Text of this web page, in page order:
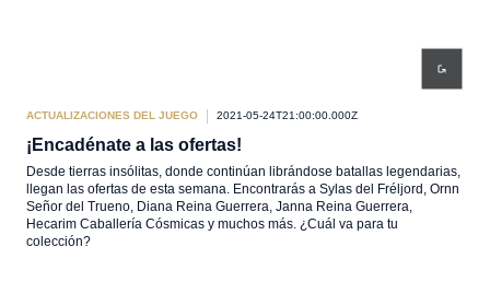
ACTUALIZACIONES DEL JUEGO 2021-05-24T21:00:00.000Z
¡Encadénate a las ofertas!
Desde tierras insólitas, donde continúan librándose batallas legendarias,
llegan las ofertas de esta semana. Encontrarás a Sylas del Fréljord, Ornn
Señor del Trueno, Diana Reina Guerrera, Janna Reina Guerrera,
Hecarim Caballería Cósmicas y muchos más. ¿Cuál va para tu
colección?